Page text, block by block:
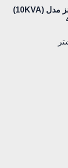
ژنراتور پرکینز مدل (10KVA)